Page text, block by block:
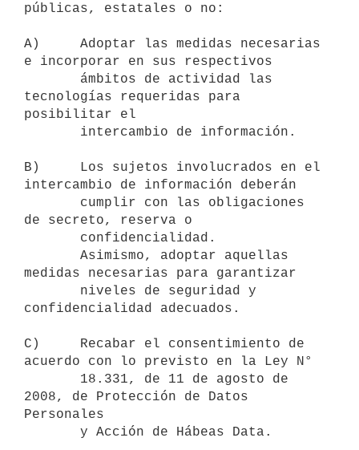
públicas, estatales o no:
A)     Adoptar las medidas necesarias
e incorporar en sus respectivos
tecnologías requeridas para
posibilitar el
B)     Los sujetos involucrados en el
intercambio de información deberán
de secreto, reserva o
medidas necesarias para garantizar
confidencialidad adecuados.
C)     Recabar el consentimiento de
acuerdo con lo previsto en la Ley N°
2008, de Protección de Datos
Personales